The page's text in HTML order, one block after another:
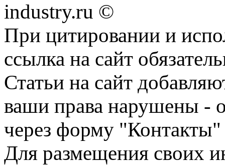
industry.ru ©
При цитировании и
ссылка на сайт
Статьи на сайт
ваши права нарушены -
через форму "Контакты"
Для размещения своих